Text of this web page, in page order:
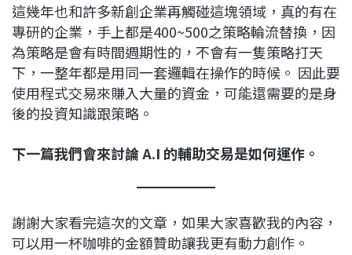
這幾年也和許多新創企業再觸碰這塊領域，真的有在
專研的企業，手上都是400~500之策略輪流替換，因
為策略是會有時間週期性的，不會有一隻策略打天
下，一整年都是用同一套邏輯在操作的時候。 因此要
使用程式交易來賺入大量的資金，可能還需要的是身
後的投資知識跟策略。
下一篇我們會來討論 A.I 的輔助交易是如何運作。
謝謝大家看完這次的文章，如果大家喜歡我的內容，
可以用一杯咖啡的金額贊助讓我更有動力創作。